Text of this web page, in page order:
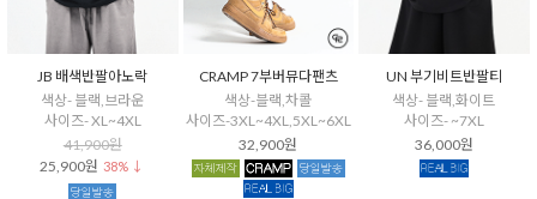
JB 배색반팔아노락
색상- 블랙,브라운
사이즈- XL~4XL
41,900원
25,900원 38% ↓
CRAMP 7부버뮤다팬츠
색상-블랙,차콜
사이즈-3XL~4XL,5XL~6XL
32,900원
UN 부기비트반팔티
색상- 블랙,화이트
사이즈- ~7XL
36,000원